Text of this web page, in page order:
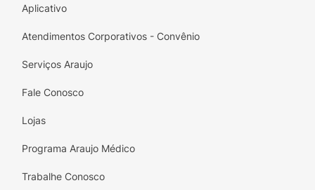
Aplicativo
Atendimentos Corporativos - Convênio
Serviços Araujo
Fale Conosco
Lojas
Programa Araujo Médico
Trabalhe Conosco